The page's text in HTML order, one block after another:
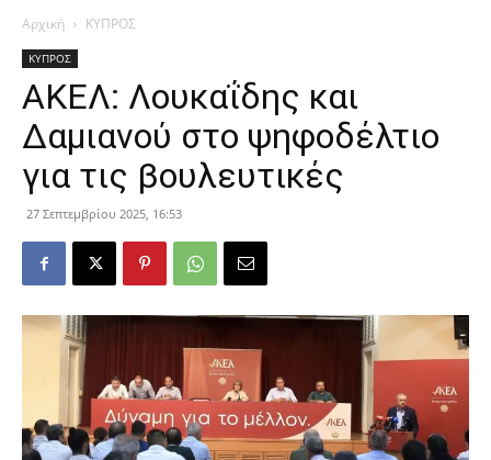
Αρχική ΚΥΠΡΟΣ
ΚΥΠΡΟΣ
ΑΚΕΛ: Λουκαΐδης και
Δαμιανού στο ψηφοδέλτιο
για τις βουλευτικές
27 Σεπτεμβρίου 2025, 16:53